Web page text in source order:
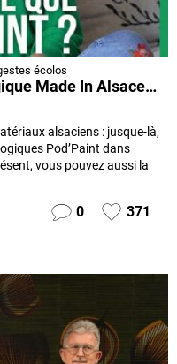
écolos
Made In Alsace…
alsaciens : jusque-là,
Pod’Paint dans
vous pouvez aussi la
0 371